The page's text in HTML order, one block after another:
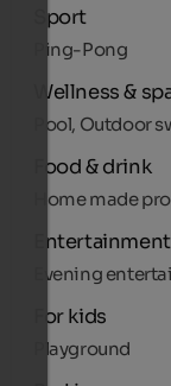
Sport
Ping-Pong
Wellness &
Pool, Outdoor
Food & drink
Home made
Entertainment
Evening
For kids
Playground